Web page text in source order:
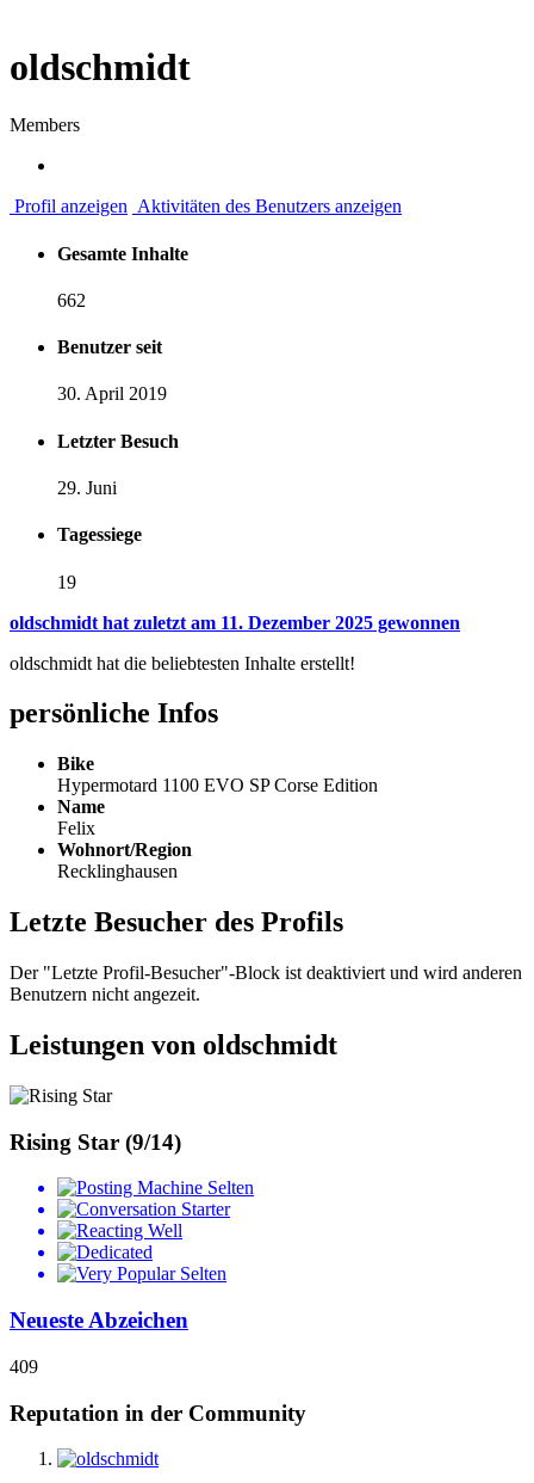
oldschmidt
Members
Profil anzeigen Aktivitäten des Benutzers anzeigen
Gesamte Inhalte
662
Benutzer seit
30. April 2019
Letzter Besuch
29. Juni
Tagessiege
19
oldschmidt hat zuletzt am 11. Dezember 2025 gewonnen
oldschmidt hat die beliebtesten Inhalte erstellt!
persönliche Infos
Bike
Hypermotard 1100 EVO SP Corse Edition
Name
Felix
Wohnort/Region
Recklinghausen
Letzte Besucher des Profils
Der "Letzte Profil-Besucher"-Block ist deaktiviert und wird anderen
Benutzern nicht angezeit.
Leistungen von oldschmidt
Rising Star (9/14)
Selten
Selten
Neueste Abzeichen
409
Reputation in der Community